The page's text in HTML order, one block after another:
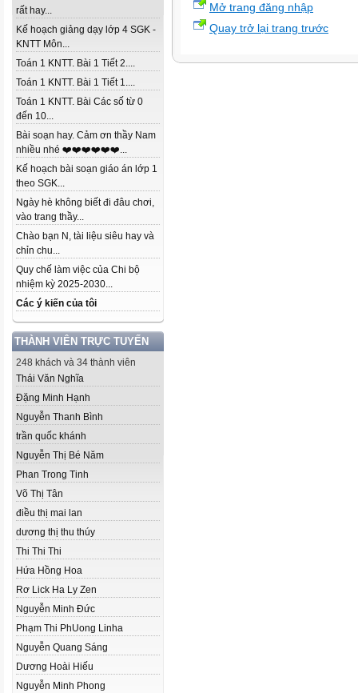
rất hay...
Kế hoạch giảng dạy lớp 4 SGK -
KNTT Môn...
Toán 1 KNTT. Bài 1 Tiết 2....
Toán 1 KNTT. Bài 1 Tiết 1....
Toán 1 KNTT. Bài Các số từ 0
đến 10...
Bài soạn hay. Cảm ơn thầy Nam
nhiều nhé ❤️❤️❤️❤️❤️❤️...
Kế hoạch bài soạn giáo án lớp 1
theo SGK...
Ngày hè không biết đi đâu chơi,
vào trang thầy...
Chào bạn N, tài liệu siêu hay và
chỉn chu...
Quy chế làm việc của Chi bộ
nhiệm kỳ 2025-2030...
Các ý kiến của tôi
THÀNH VIÊN TRỰC TUYẾN
248 khách và 34 thành viên
Thái Văn Nghĩa
Đặng Minh Hạnh
Nguyễn Thanh Bình
trần quốc khánh
Nguyễn Thị Bé Năm
Phan Trong Tinh
Võ Thị Tân
điều thị mai lan
dương thị thu thúy
Thi Thi Thi
Hứa Hồng Hoa
Rơ Lick Ha Ly Zen
Nguyễn Minh Đức
Phạm Thi Ph­Uong Linha
Nguyễn Quang Sáng
Dương Hoài Hiếu
Nguyễn Minh Phong
Mở trang đăng nhập
Quay trở lại trang trước